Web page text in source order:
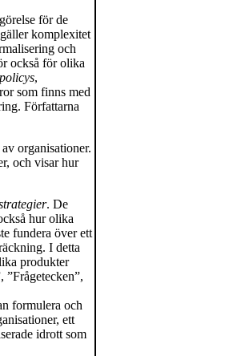
för de
komplexitet
och
också för olika
policys,
som finns med
Författarna
organisationer.
och visar hur
. De
hur olika
fundera över ett
I detta
produkter
”Frågetecken”,
formulera och
ett
idrott som